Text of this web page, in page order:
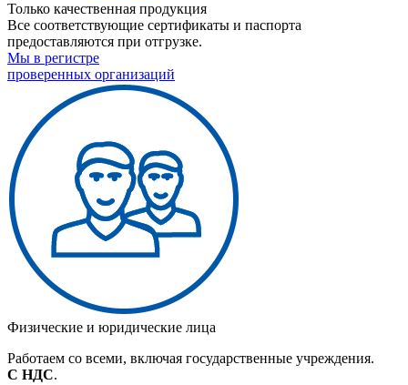
Только качественная продукция
Все соответствующие сертификаты и паспорта
предоставляются при отгрузке.
Мы в регистре
проверенных организаций
Физические и юридические лица
Работаем со всеми, включая государственные учреждения.
С НДС.